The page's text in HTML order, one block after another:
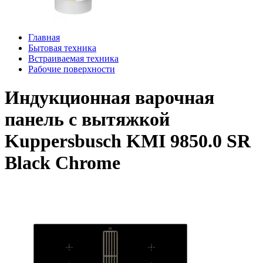
Главная
Бытовая техника
Встраиваемая техника
Рабочие поверхности
Индукционная варочная
панель с вытяжкой
Kuppersbusch KMI 9850.0 SR
Black Chrome